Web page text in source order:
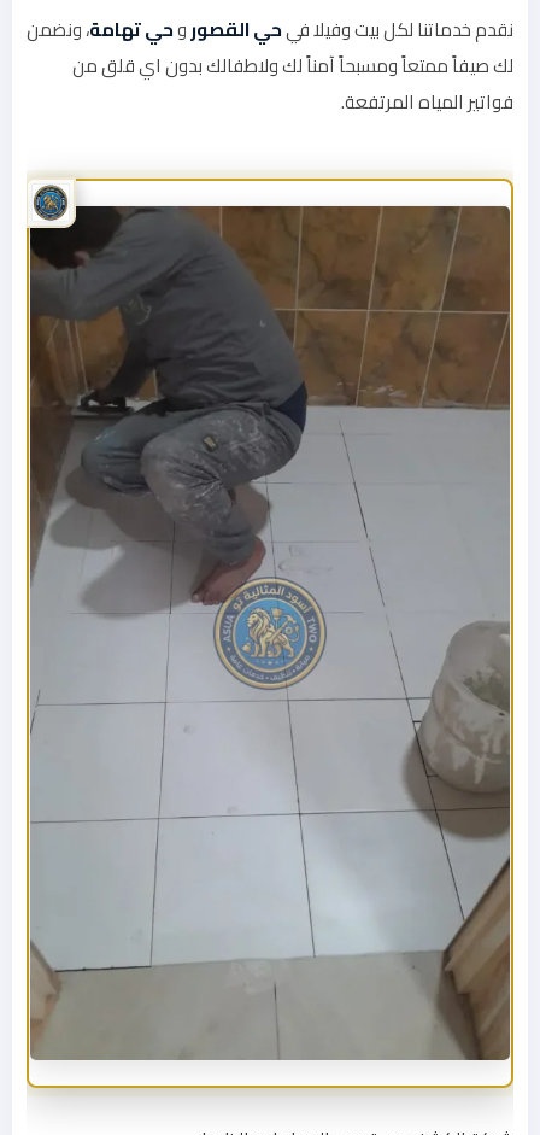
نقدم خدماتنا لكل بيت وفيلا فيحي القصوروحي تهامة، ونضمن
لك صيفاً ممتعاً ومسبحاً آمناً لك ولاطفالك بدون اي قلق من
فواتير المياه المرتفعة.